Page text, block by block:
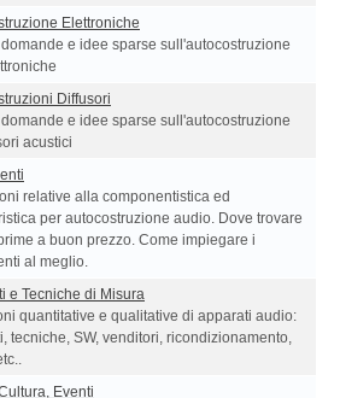
Elettroniche
domande e idee sparse sull'autocostruzione
Diffusori
domande e idee sparse sull'autocostruzione
acustici
relative alla componentistica ed
per autocostruzione audio. Dove trovare
a buon prezzo. Come impiegare i
al meglio.
e Tecniche di Misura
quantitative e qualitative di apparati audio:
tecniche, SW, venditori, ricondizionamento,
Eventi